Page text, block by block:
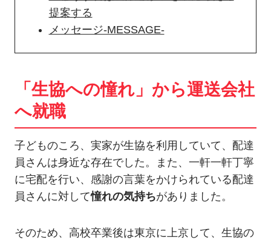
提案する
メッセージ-MESSAGE-
「生協への憧れ」から運送会社
へ就職
子どものころ、実家が生協を利用していて、配達
員さんは身近な存在でした。また、一軒一軒丁寧
に宅配を行い、感謝の言葉をかけられている配達
員さんに対して憧れの気持ちがありました。
そのため、高校卒業後は東京に上京して、生協の